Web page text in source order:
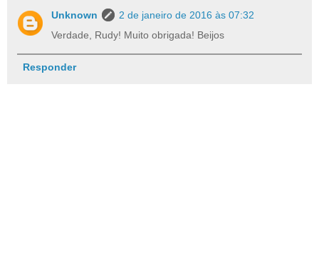
Unknown
2 de janeiro de 2016 às 07:32
Verdade, Rudy! Muito obrigada! Beijos
Responder